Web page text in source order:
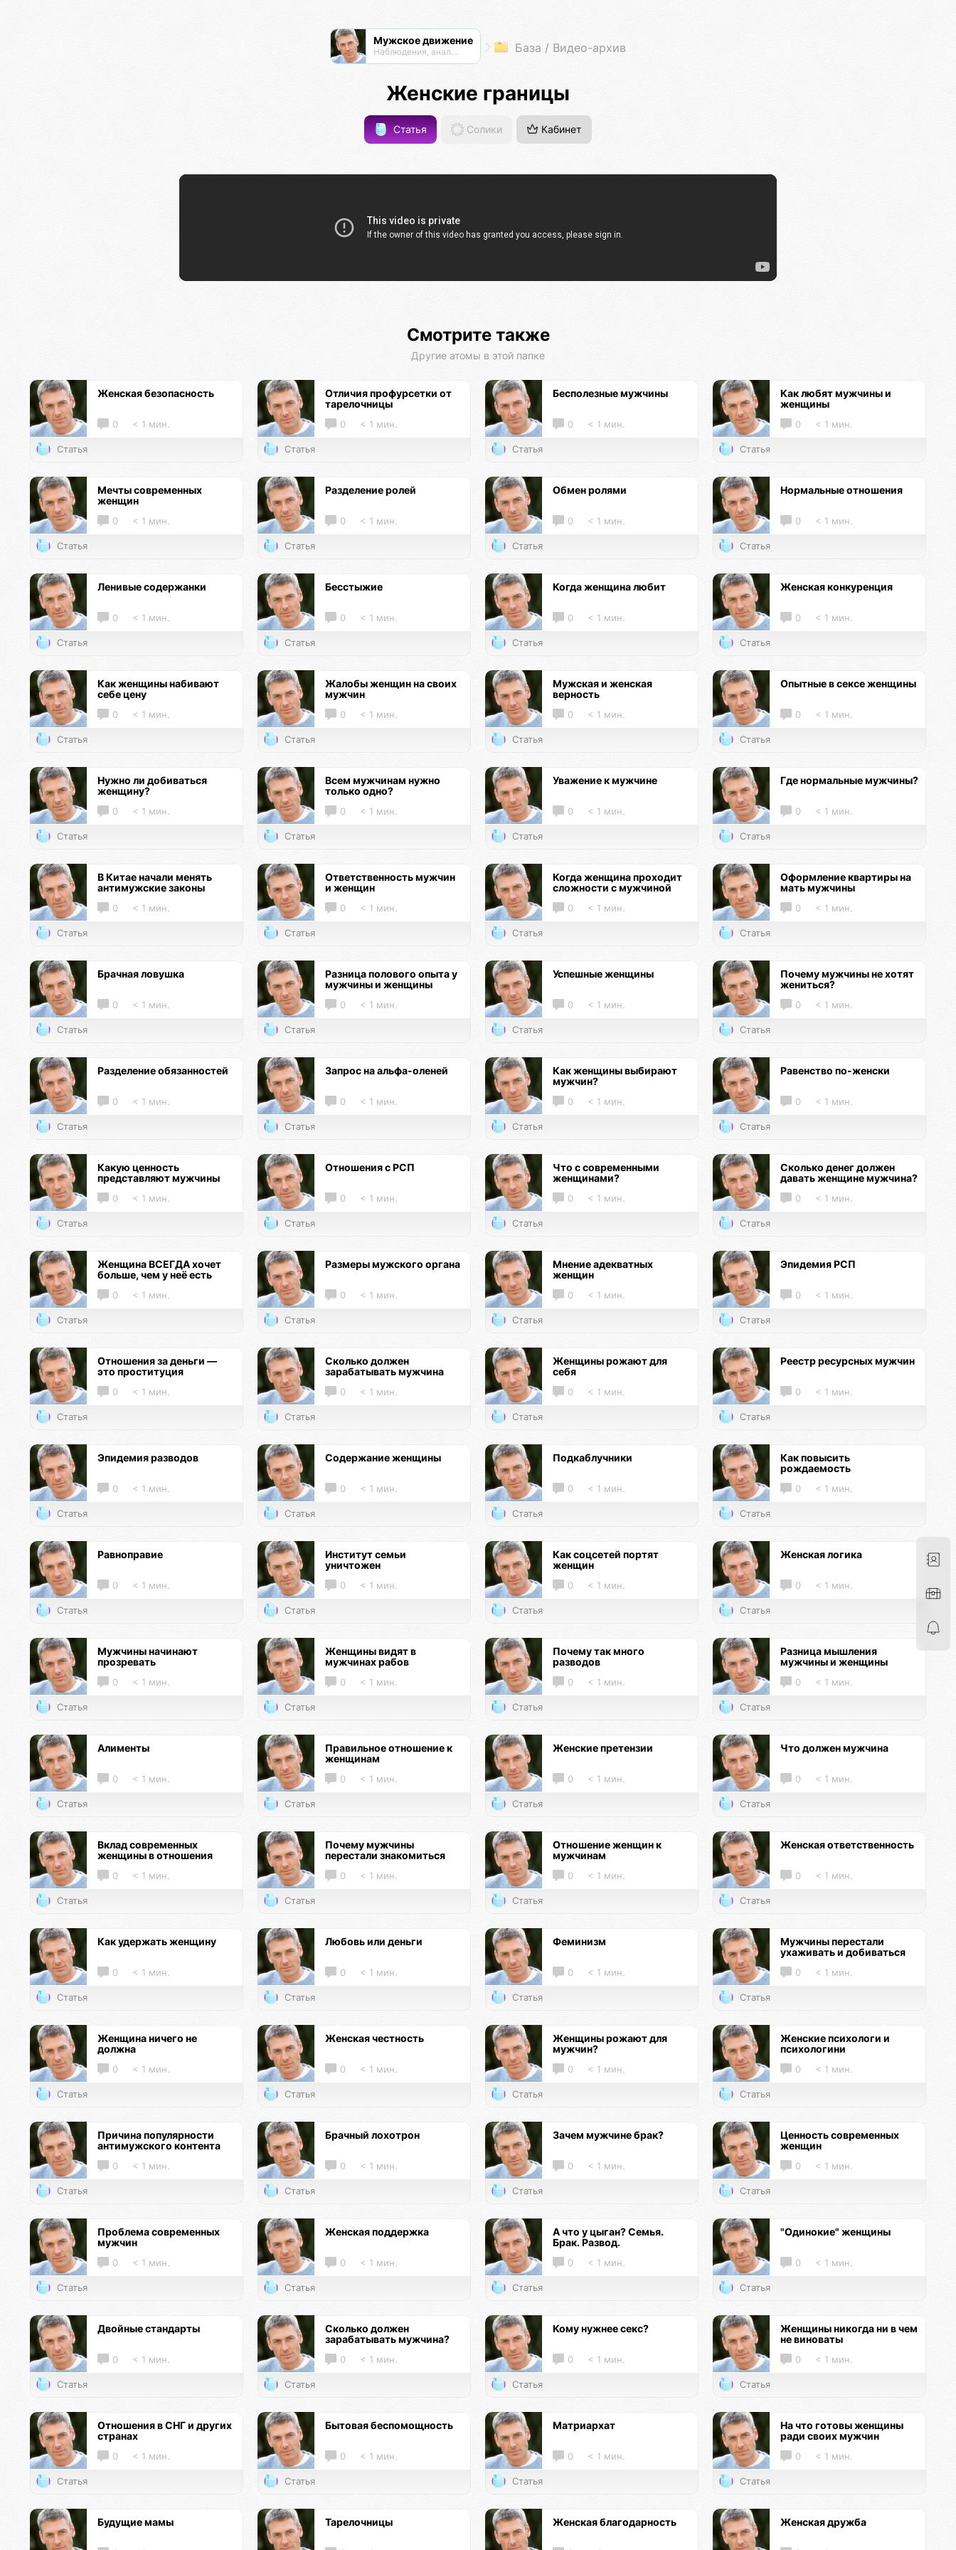
Мужское движение
Наблюдения, анализ, обсуждения База / Видео-архив
Женские границы
Статья Солики Кабинет
Смотрите также
Другие атомы в этой папке
Женская безопасность
0 < 1 мин.
Статья
Отличия профурсетки от
тарелочницы
0 < 1 мин.
Статья
Бесполезные мужчины
0 < 1 мин.
Статья
Как любят мужчины и
женщины
0 < 1 мин.
Статья
Мечты современных
женщин
0 < 1 мин.
Статья
Разделение ролей
0 < 1 мин.
Статья
Обмен ролями
0 < 1 мин.
Статья
Нормальные отношения
0 < 1 мин.
Статья
Ленивые содержанки
0 < 1 мин.
Статья
Бесстыжие
0 < 1 мин.
Статья
Когда женщина любит
0 < 1 мин.
Статья
Женская конкуренция
0 < 1 мин.
Статья
Как женщины набивают
себе цену
0 < 1 мин.
Статья
Жалобы женщин на своих
мужчин
0 < 1 мин.
Статья
Мужская и женская
верность
0 < 1 мин.
Статья
Опытные в сексе женщины
0 < 1 мин.
Статья
Нужно ли добиваться
женщину?
0 < 1 мин.
Статья
Всем мужчинам нужно
только одно?
0 < 1 мин.
Статья
Уважение к мужчине
0 < 1 мин.
Статья
Где нормальные мужчины?
0 < 1 мин.
Статья
В Китае начали менять
антимужские законы
0 < 1 мин.
Статья
Ответственность мужчин
и женщин
0 < 1 мин.
Статья
Когда женщина проходит
сложности с мужчиной
0 < 1 мин.
Статья
Оформление квартиры на
мать мужчины
0 < 1 мин.
Статья
Брачная ловушка
0 < 1 мин.
Статья
Разница полового опыта у
мужчины и женщины
0 < 1 мин.
Статья
Успешные женщины
0 < 1 мин.
Статья
Почему мужчины не хотят
жениться?
0 < 1 мин.
Статья
Разделение обязанностей
0 < 1 мин.
Статья
Запрос на альфа-оленей
0 < 1 мин.
Статья
Как женщины выбирают
мужчин?
0 < 1 мин.
Статья
Равенство по-женски
0 < 1 мин.
Статья
Какую ценность
представляют мужчины
0 < 1 мин.
Статья
Отношения с РСП
0 < 1 мин.
Статья
Что с современными
женщинами?
0 < 1 мин.
Статья
Сколько денег должен
давать женщине мужчина?
0 < 1 мин.
Статья
Женщина ВСЕГДА хочет
больше, чем у неё есть
0 < 1 мин.
Статья
Размеры мужского органа
0 < 1 мин.
Статья
Мнение адекватных
женщин
0 < 1 мин.
Статья
Эпидемия РСП
0 < 1 мин.
Статья
Отношения за деньги —
это проституция
0 < 1 мин.
Статья
Сколько должен
зарабатывать мужчина
0 < 1 мин.
Статья
Женщины рожают для
себя
0 < 1 мин.
Статья
Реестр ресурсных мужчин
0 < 1 мин.
Статья
Эпидемия разводов
0 < 1 мин.
Статья
Содержание женщины
0 < 1 мин.
Статья
Подкаблучники
0 < 1 мин.
Статья
Как повысить
рождаемость
0 < 1 мин.
Статья
Равноправие
0 < 1 мин.
Статья
Институт семьи
уничтожен
0 < 1 мин.
Статья
Как соцсетей портят
женщин
0 < 1 мин.
Статья
Женская логика
0 < 1 мин.
Статья
Мужчины начинают
прозревать
0 < 1 мин.
Статья
Женщины видят в
мужчинах рабов
0 < 1 мин.
Статья
Почему так много
разводов
0 < 1 мин.
Статья
Разница мышления
мужчины и женщины
0 < 1 мин.
Статья
Алименты
0 < 1 мин.
Статья
Правильное отношение к
женщинам
0 < 1 мин.
Статья
Женские претензии
0 < 1 мин.
Статья
Что должен мужчина
0 < 1 мин.
Статья
Вклад современных
женщины в отношения
0 < 1 мин.
Статья
Почему мужчины
перестали знакомиться
0 < 1 мин.
Статья
Отношение женщин к
мужчинам
0 < 1 мин.
Статья
Женская ответственность
0 < 1 мин.
Статья
Как удержать женщину
0 < 1 мин.
Статья
Любовь или деньги
0 < 1 мин.
Статья
Феминизм
0 < 1 мин.
Статья
Мужчины перестали
ухаживать и добиваться
0 < 1 мин.
Статья
Женщина ничего не
должна
0 < 1 мин.
Статья
Женская честность
0 < 1 мин.
Статья
Женщины рожают для
мужчин?
0 < 1 мин.
Статья
Женские психологи и
психологини
0 < 1 мин.
Статья
Причина популярности
антимужского контента
0 < 1 мин.
Статья
Брачный лохотрон
0 < 1 мин.
Статья
Зачем мужчине брак?
0 < 1 мин.
Статья
Ценность современных
женщин
0 < 1 мин.
Статья
Проблема современных
мужчин
0 < 1 мин.
Статья
Женская поддержка
0 < 1 мин.
Статья
А что у цыган? Семья.
Брак. Развод.
0 < 1 мин.
Статья
"Одинокие" женщины
0 < 1 мин.
Статья
Двойные стандарты
0 < 1 мин.
Статья
Сколько должен
зарабатывать мужчина?
0 < 1 мин.
Статья
Кому нужнее секс?
0 < 1 мин.
Статья
Женщины никогда ни в чем
не виноваты
0 < 1 мин.
Статья
Отношения в СНГ и других
странах
0 < 1 мин.
Статья
Бытовая беспомощность
0 < 1 мин.
Статья
Матриархат
0 < 1 мин.
Статья
На что готовы женщины
ради своих мужчин
0 < 1 мин.
Статья
Будущие мамы Тарелочницы Женская благодарность Женская дружба